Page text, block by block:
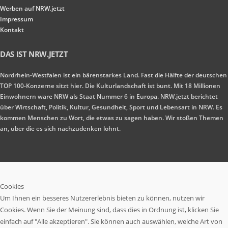
Werben auf NRW.jetzt
Impressum
Kontakt
DAS IST NRW.JETZT
Nordrhein-Westfalen ist ein bärenstarkes Land. Fast die Hälfte der deutschen
TOP 100-Konzerne sitzt hier. Die Kulturlandschaft ist bunt. Mit 18 Millionen
Einwohnern wäre NRW als Staat Nummer 6 in Europa. NRW.jetzt berichtet
über Wirtschaft, Politik, Kultur, Gesundheit, Sport und Lebensart in NRW. Es
kommen Menschen zu Wort, die etwas zu sagen haben. Wir stoßen Themen
an, über die es sich nachzudenken lohnt.
Cookies
Um Ihnen ein besseres Nutzererlebnis bieten zu können, nutzen wir
Cookies. Wenn Sie der Meinung sind, dass dies in Ordnung ist, klicken Sie
einfach auf "Alle akzeptieren". Sie können auch auswählen, welche Art von